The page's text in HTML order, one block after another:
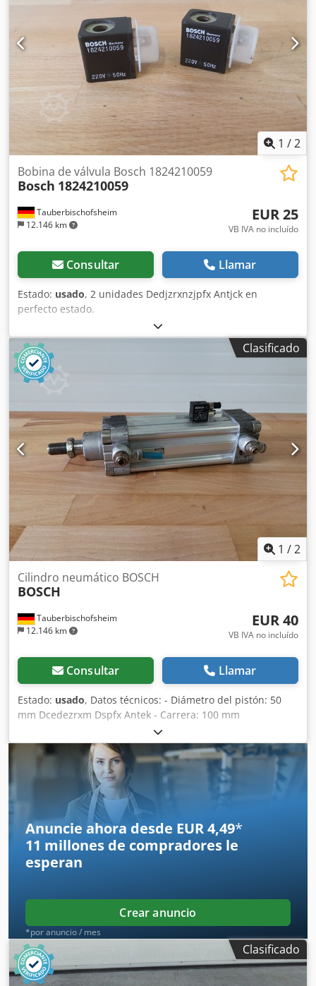
1 /2
Tauberbischofsheim
12.146 km
Bobina de válvula Bosch 1824210059
Bosch 1824210059
EUR 25
VB IVA no incluído
Consultar Llamar
Estado: usado, 2 unidades Dedjzrxnzjpfx Antjck en
perfecto estado.
Clasificado
1 /2
Tauberbischofsheim
12.146 km
Cilindro neumático BOSCH
BOSCH
EUR 40
VB IVA no incluído
Consultar Llamar
Estado: usado, Datos técnicos: - Diámetro del pistón: 50
mm Dcedezrxm Dspfx Antek - Carrera: 100 mm
Anuncie ahora desde EUR 4,49*
11 millones de compradores le
esperan
Crear anuncio
*por anuncio / mes
Clasificado